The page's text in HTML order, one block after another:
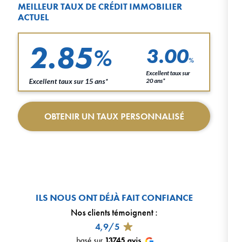
MEILLEUR TAUX DE CRÉDIT IMMOBILIER
ACTUEL
2.85%
Excellent taux sur 15 ans*
3.00%
Excellent taux sur
20 ans*
OBTENIR UN TAUX PERSONNALISÉ
ILS NOUS ONT DÉJÀ FAIT CONFIANCE
Nos clients témoignent:
4,9/5